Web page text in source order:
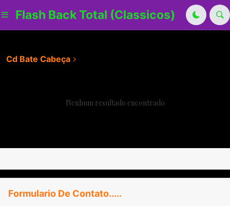
Flash Back Total (Classicos)
Cd Bate Cabeça
Nenhum resultado encontrado
Formulario De Contato.....